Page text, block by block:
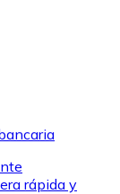
rápida y